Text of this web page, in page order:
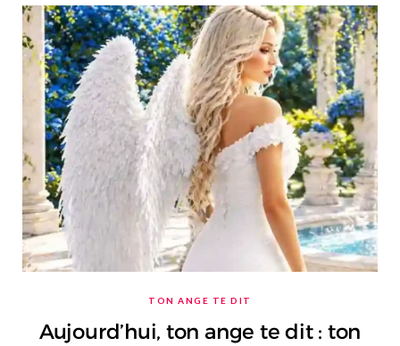
TON ANGE TE DIT
Aujourd’hui, ton ange te dit : ton